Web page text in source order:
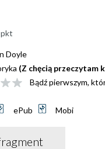
Doyle
(Z chęcią przeczytam
Bądź pierwszym,
ePub Mobi